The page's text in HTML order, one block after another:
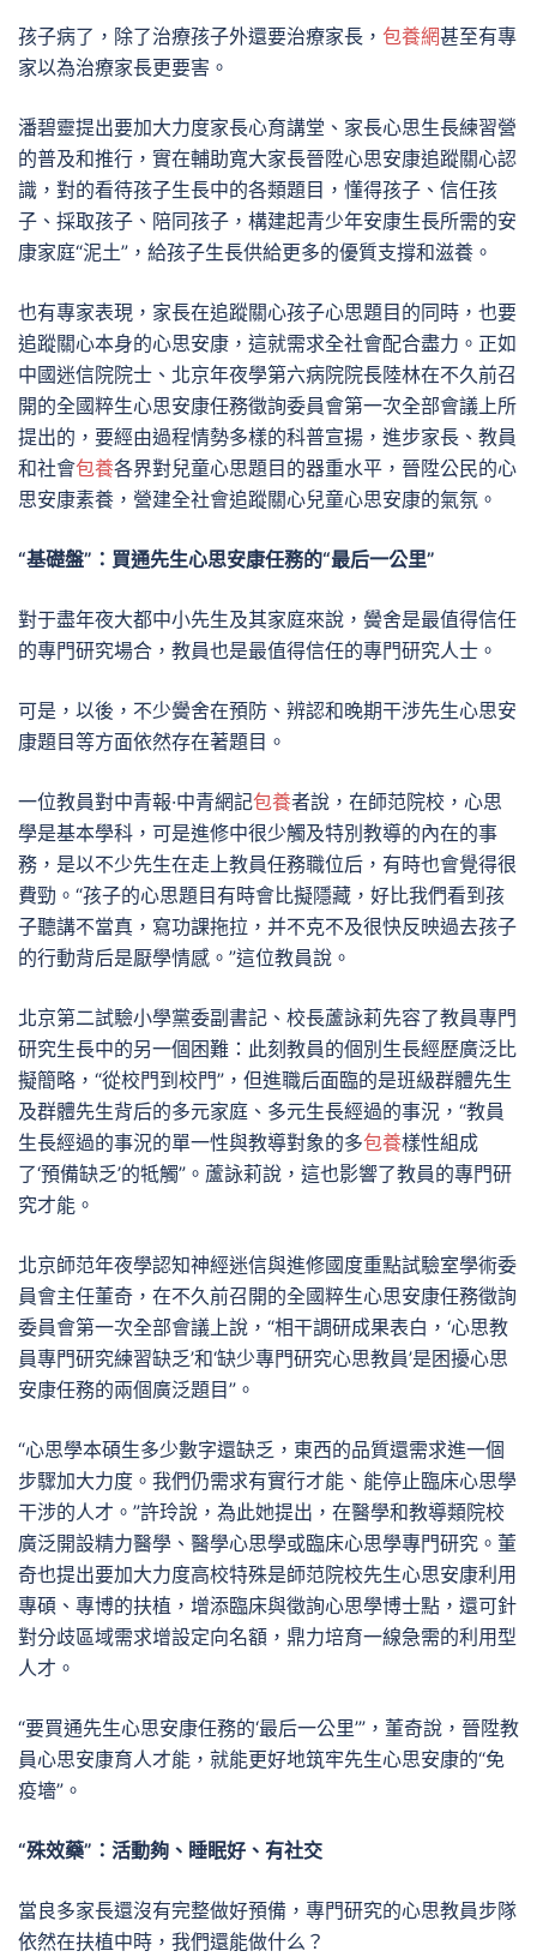
孩子病了，除了治療孩子外還要治療家長， 包養網甚至有專
家以為治療家長更要害。
潘碧靈提出要加大力度家長心育講堂、家長心思生長練習營
的普及和推行，實在輔助寬大家長晉陞心思安康追蹤關心認
識，對的看待孩子生長中的各類題目，懂得孩子、信任孩
子、採取孩子、陪同孩子，構建起青少年安康生長所需的安
康家庭“泥土”，給孩子生長供給更多的優質支撐和滋養。
也有專家表現，家長在追蹤關心孩子心思題目的同時，也要
追蹤關心本身的心思安康，這就需求全社會配合盡力。正如
中國迷信院院士、北京年夜學第六病院院長陸林在不久前召
開的全國粹生心思安康任務徵詢委員會第一次全部會議上所
提出的，要經由過程情勢多樣的科普宣揚，進步家長、教員
和社會包養各界對兒童心思題目的器重水平，晉陞公民的心
思安康素養，營建全社會追蹤關心兒童心思安康的氣氛。
“基礎盤”：買通先生心思安康任務的“最后一公里”
對于盡年夜大都中小先生及其家庭來說，黌舍是最值得信任
的專門研究場合，教員也是最值得信任的專門研究人士。
可是，以後，不少黌舍在預防、辨認和晚期干涉先生心思安
康題目等方面依然存在著題目。
一位教員對中青報·中青網記包養者說，在師范院校，心思
學是基本學科，可是進修中很少觸及特別教導的內在的事
務，是以不少先生在走上教員任務職位后，有時也會覺得很
費勁。“孩子的心思題目有時會比擬隱藏，好比我們看到孩
子聽講不當真，寫功課拖拉，并不克不及很快反映過去孩子
的行動背后是厭學情感。”這位教員說。
北京第二試驗小學黨委副書記、校長蘆詠莉先容了教員專門
研究生長中的另一個困難：此刻教員的個別生長經歷廣泛比
擬簡略，“從校門到校門”，但進職后面臨的是班級群體先生
及群體先生背后的多元家庭、多元生長經過的事況，“教員
生長經過的事況的單一性與教導對象的多包養樣性組成
了‘預備缺乏’的牴觸”。蘆詠莉說，這也影響了教員的專門研
究才能。
北京師范年夜學認知神經迷信與進修國度重點試驗室學術委
員會主任董奇，在不久前召開的全國粹生心思安康任務徵詢
委員會第一次全部會議上說，“相干調研成果表白，‘心思教
員專門研究練習缺乏’和‘缺少專門研究心思教員’是困擾心思
安康任務的兩個廣泛題目”。
“心思學本碩生多少數字還缺乏，東西的品質還需求進一個
步驟加大力度。我們仍需求有實行才能、能停止臨床心思學
干涉的人才。”許玲說，為此她提出，在醫學和教導類院校
廣泛開設精力醫學、醫學心思學或臨床心思學專門研究。董
奇也提出要加大力度高校特殊是師范院校先生心思安康利用
專碩、專博的扶植，增添臨床與徵詢心思學博士點，還可針
對分歧區域需求增設定向名額，鼎力培育一線急需的利用型
人才。
“要買通先生心思安康任務的‘最后一公里’”，董奇說，晉陞教
員心思安康育人才能，就能更好地筑牢先生心思安康的“免
疫墻”。
“殊效藥”：活動夠、睡眠好、有社交
當良多家長還沒有完整做好預備，專門研究的心思教員步隊
依然在扶植中時，我們還能做什么？